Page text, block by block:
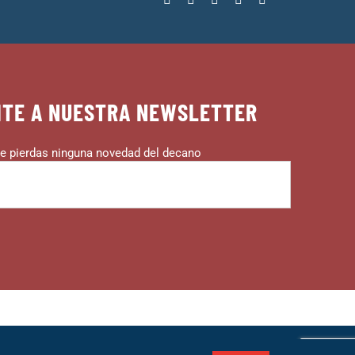
A NUESTRA NEWSLETTER
pierdas ninguna novedad del decano